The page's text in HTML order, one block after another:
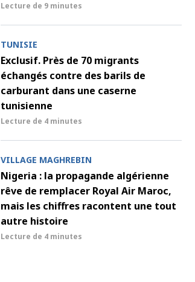
Lecture de 9 minutes
TUNISIE
Exclusif. Près de 70 migrants
échangés contre des barils de
carburant dans une caserne
tunisienne
Lecture de 4 minutes
VILLAGE MAGHREBIN
Nigeria : la propagande algérienne
rêve de remplacer Royal Air Maroc,
mais les chiffres racontent une tout
autre histoire
Lecture de 4 minutes